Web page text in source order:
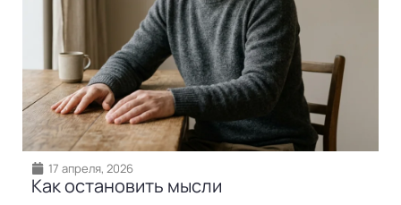
17 апреля, 2026
Как остановить мысли